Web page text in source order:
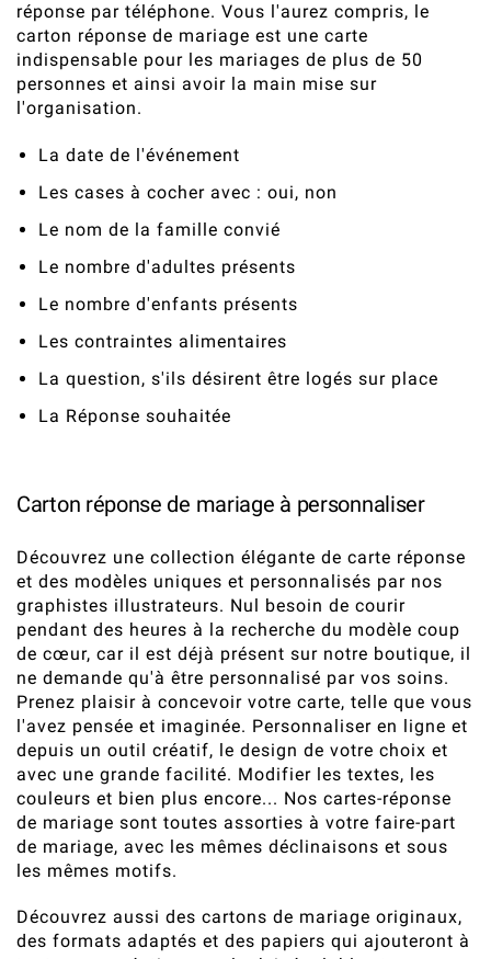
réponse par téléphone. Vous l'aurez compris, le
carton réponse de mariage est une carte
indispensable pour les mariages de plus de 50
personnes et ainsi avoir la main mise sur
l'organisation.
La date de l'événement
Les cases à cocher avec : oui, non
Le nom de la famille convié
Le nombre d'adultes présents
Le nombre d'enfants présents
Les contraintes alimentaires
La question, s'ils désirent être logés sur place
La Réponse souhaitée
Carton réponse de mariage à personnaliser
Découvrez une collection élégante de carte réponse
et des modèles uniques et personnalisés par nos
graphistes illustrateurs. Nul besoin de courir
pendant des heures à la recherche du modèle coup
de cœur, car il est déjà présent sur notre boutique, il
ne demande qu'à être personnalisé par vos soins.
Prenez plaisir à concevoir votre carte, telle que vous
l'avez pensée et imaginée. Personnaliser en ligne et
depuis un outil créatif, le design de votre choix et
avec une grande facilité. Modifier les textes, les
couleurs et bien plus encore... Nos cartes-réponse
de mariage sont toutes assorties à votre faire-part
de mariage, avec les mêmes déclinaisons et sous
les mêmes motifs.
Découvrez aussi des cartons de mariage originaux,
des formats adaptés et des papiers qui ajouteront à